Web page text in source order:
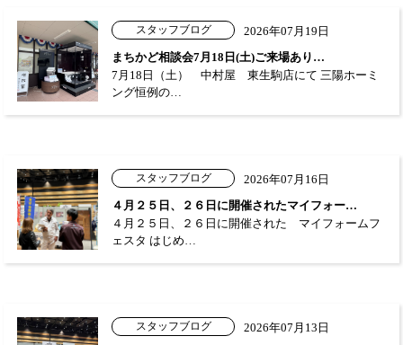
スタッフブログ
2026年07月19日
まちかど相談会7月18日(土)ご来場あり…
7月18日（土） 中村屋 東生駒店にて 三陽ホーミ
ング恒例の…
スタッフブログ
2026年07月16日
４月２５日、２６日に開催されたマイフォー…
４月２５日、２６日に開催された マイフォームフ
ェスタ はじめ…
スタッフブログ 2026年07月13日